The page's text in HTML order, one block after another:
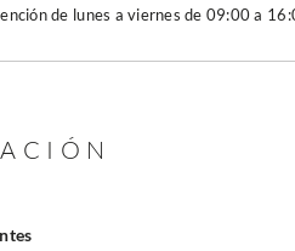
de lunes a viernes de 09:00 a